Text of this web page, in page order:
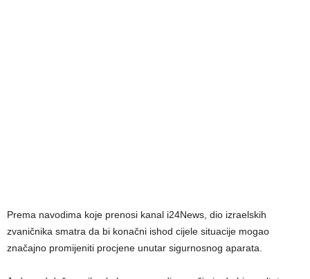
Prema navodima koje prenosi kanal i24News, dio izraelskih
zvaničnika smatra da bi konačni ishod cijele situacije mogao
značajno promijeniti procjene unutar sigurnosnog aparata.